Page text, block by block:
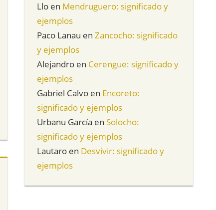
Llo en Mendruguero: significado y
ejemplos
Paco Lanau enZancocho: significado
y ejemplos
Alejandro en Cerengue: significado y
ejemplos
Gabriel Calvo en Encoreto:
significado y ejemplos
Urbanu García enSolocho:
significado y ejemplos
Lautaro en Desvivir: significado y
ejemplos